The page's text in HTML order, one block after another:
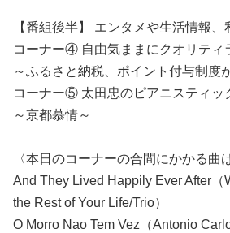
【番組後半】 エンタメや生活情報
コーナー④ 自由気ままにクオリティ
～ふるさと納税、ポイント付与制度
コーナー⑤ 太田忠のピアニスティッ
～京都慕情～
〈本日のコーナーの合間にかかる曲
And They Lived Happily Ever After（
the Rest of Your Life/Trio）
O Morro Nao Tem Vez（Antonio